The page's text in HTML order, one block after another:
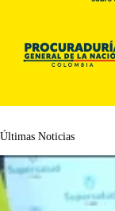
Últimas Noticias